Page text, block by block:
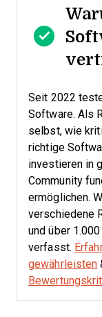
Seit 2022
Software. Als
selbst, wie
richtige
investieren in
Community
ermöglichen.
verschiedene
und über
verfasst.
gewährleisten